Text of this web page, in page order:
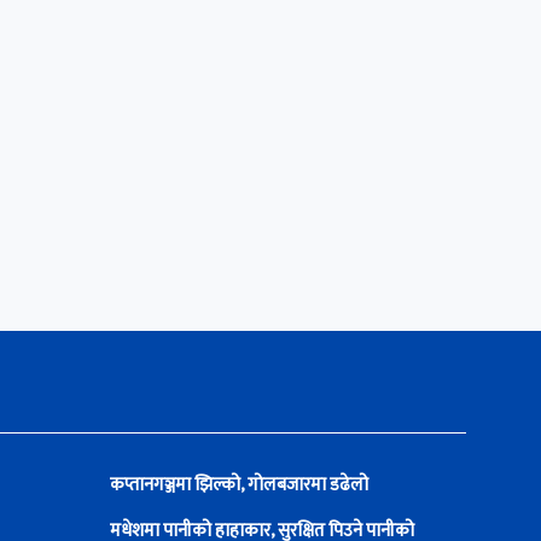
कप्तानगञ्जमा झिल्को, गोलबजारमा डढेलो
मधेशमा पानीको हाहाकार, सुरक्षित पिउने पानीको